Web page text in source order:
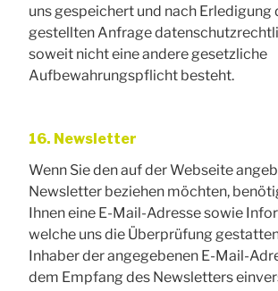
uns gespeichert und nach Erledigung
gestellten Anfrage
soweit nicht eine andere gesetzliche
Aufbewahrungspflicht besteht.
16. Newsletter
Wenn Sie den auf der Webseite
Newsletter beziehen möchten,
Ihnen eine E-Mail-Adresse sowie
welche uns die Überprüfung
Inhaber der angegebenen E-Mail-
dem Empfang des Newsletters